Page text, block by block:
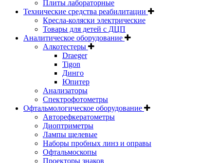
Плиты лабораторные
Технические средства реабилитации
Кресла-коляски электрические
Товары для детей с ДЦП
Аналитическое оборудование
Алкотестеры
Draeger
Tigon
Динго
Юпитер
Анализаторы
Спектрофотометры
Офтальмологическое оборудование
Авторефкератометры
Диоптриметры
Лампы щелевые
Наборы пробных линз и оправы
Офтальмоскопы
Проекторы знаков